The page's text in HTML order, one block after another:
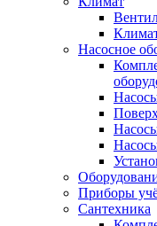
Насосное
Приборы
Сантехника